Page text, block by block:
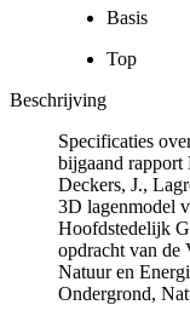
Basis
Top
Beschrijving
Specificaties
bijgaand
Deckers, J.,
3D lagenmodel
Hoofdstedelijk
opdracht van de
Natuur en
Ondergrond,